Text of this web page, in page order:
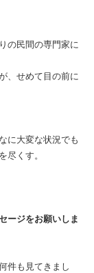
の民間の専門家に
、せめて目の前に
に大変な状況でも
尽くす。
ージをお願いしま
件も見てきまし